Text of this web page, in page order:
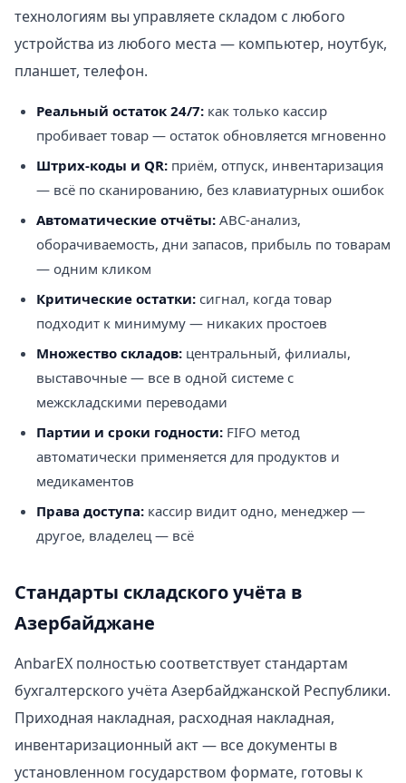
технологиям вы управляете складом с любого
устройства из любого места — компьютер, ноутбук,
планшет, телефон.
Реальный остаток 24/7: как только кассир
пробивает товар — остаток обновляется мгновенно
Штрих-коды и QR: приём, отпуск, инвентаризация
— всё по сканированию, без клавиатурных ошибок
Автоматические отчёты: ABC-анализ,
оборачиваемость, дни запасов, прибыль по товарам
— одним кликом
Критические остатки: сигнал, когда товар
подходит к минимуму — никаких простоев
Множество складов: центральный, филиалы,
выставочные — все в одной системе с
межскладскими переводами
Партии и сроки годности: FIFO метод
автоматически применяется для продуктов и
медикаментов
Права доступа: кассир видит одно, менеджер —
другое, владелец — всё
Стандарты складского учёта в
Азербайджане
AnbarEX полностью соответствует стандартам
бухгалтерского учёта Азербайджанской Республики.
Приходная накладная, расходная накладная,
инвентаризационный акт — все документы в
установленном государством формате, готовы к